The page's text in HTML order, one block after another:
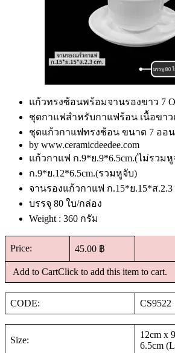
แก้วทรงซ้อนพร้อมจานรองขาว 7
ชุดกาแฟสำหรับกาแฟร้อน เนื้อขาว
ชุดแก้วกาแฟทรงช้อน ขนาด 7 ออ
by www.ceramicdeedee.com
แก้วกาแฟ ก.9*ย.9*6.5cm.(ไม่รวม
ก.9*ย.12*6.5cm.(รวมหูจับ)
จานรองแก้วกาแฟ ก.15*ย.15*ส.2.3
บรรจุ 80 ใบ/กล่อง
Weight : 360 กรัม
Price: 45.00 ฿
Add to CartClick to add this item to cart.
CODE: CS9522
Size:
12cm x
6.5cm